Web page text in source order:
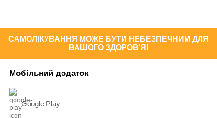
САМОЛІКУВАННЯ МОЖЕ БУТИ НЕБЕЗПЕЧНИМ ДЛЯ
ВАШОГО ЗДОРОВ'Я!
Мобільний додаток
Google Play